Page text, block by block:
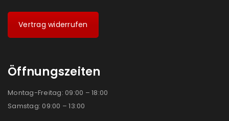
Datenschutzerklärung
Vertrag widerrufen
Öffnungszeiten
Montag-Freitag: 09:00 – 18:00
Samstag: 09:00 – 13:00